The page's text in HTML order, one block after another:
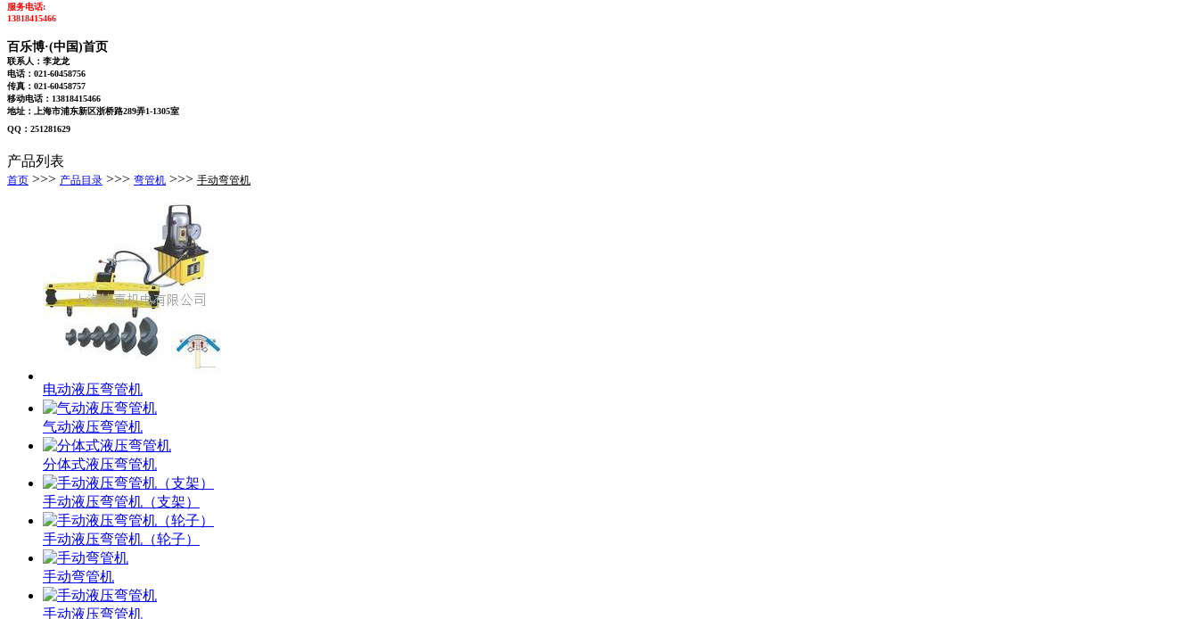
服务电话:
13818415466
百乐博·(中国)首页 
联系人：李龙龙
电话：021-60458756
传真：021-60458757
移动电话：13818415466
地址：上海市浦东新区浙桥路289弄1-1305室
QQ：251281629
产品列表
首页 >>> 产品目录 >>> 弯管机 >>> 手动弯管机
电动液压弯管机
气动液压弯管机
分体式液压弯管机
手动液压弯管机（支架）
手动液压弯管机（轮子）
手动弯管机
手动液压弯管机